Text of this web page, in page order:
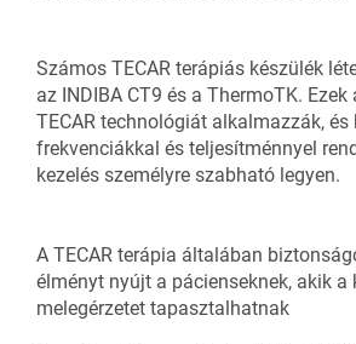
Számos TECAR terápiás készülék
az INDIBA CT9 és a ThermoTK. Ezek
TECAR technológiát alkalmazzák,
frekvenciákkal és teljesítménnyel
kezelés személyre szabható legyen.
A TECAR terápia általában
élményt nyújt a pácienseknek, akik a
melegérzetet tapasztalhatnak